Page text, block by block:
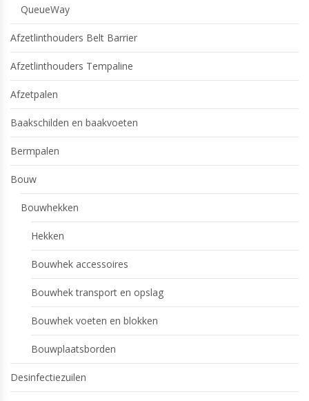
QueueWay
Afzetlinthouders Belt Barrier
Afzetlinthouders Tempaline
Afzetpalen
Baakschilden en baakvoeten
Bermpalen
Bouw
Bouwhekken
Hekken
Bouwhek accessoires
Bouwhek transport en opslag
Bouwhek voeten en blokken
Bouwplaatsborden
Desinfectiezuilen